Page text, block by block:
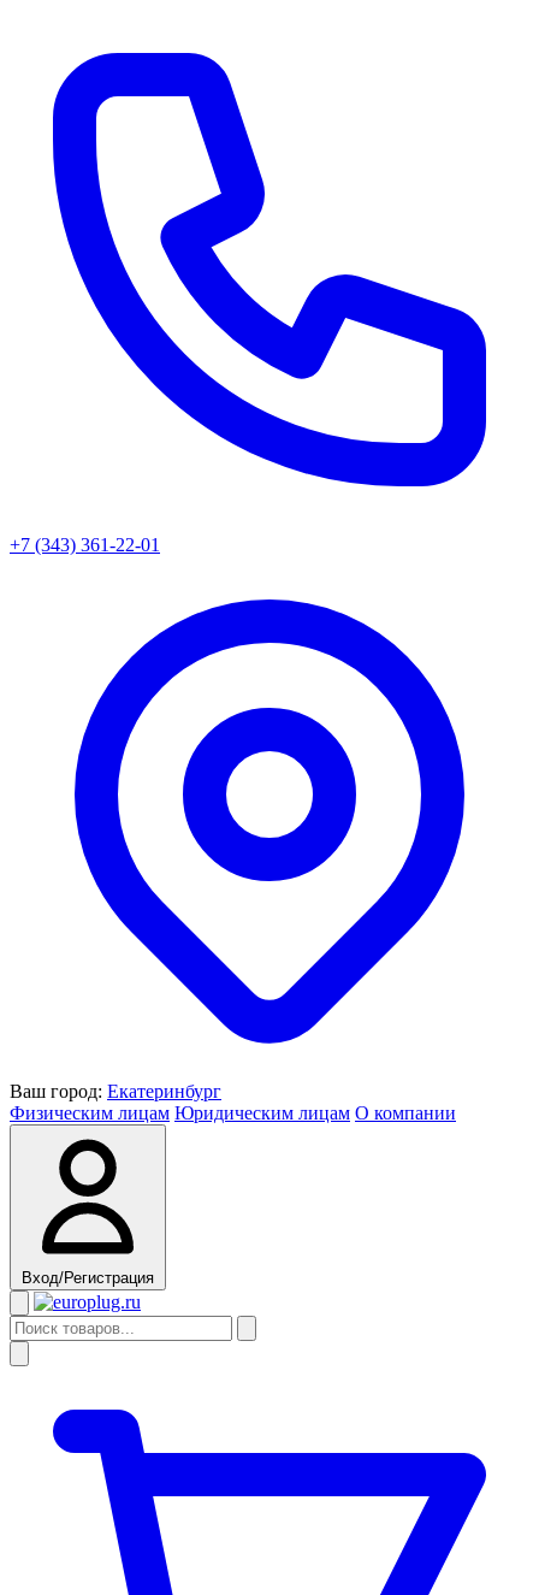
+7 (343) 361-22-01
Ваш город: Екатеринбург
Физическим лицам Юридическим лицам О компании
Вход/Регистрация